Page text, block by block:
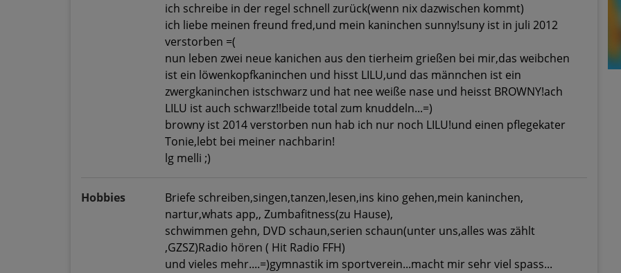
ich schreibe in der regel schnell zurück(wenn nix dazwischen kommt)
ich liebe meinen freund fred,und mein kaninchen sunny!suny ist in juli 2012
verstorben =(
nun leben zwei neue kanichen aus den tierheim grießen bei mir,das weibchen
ist ein löwenkopfkaninchen und hisst LILU,und das männchen ist ein
zwergkaninchen istschwarz und hat nee weiße nase und heisst BROWNY!ach
LILU ist auch schwarz!!beide total zum knuddeln...=)
browny ist 2014 verstorben nun hab ich nur noch LILU!und einen pflegekater
Tonie,lebt bei meiner nachbarin!
lg melli ;)
Hobbies
Briefe schreiben,singen,tanzen,lesen,ins kino gehen,mein kaninchen,
nartur,whats app,, Zumbafitness(zu Hause),
schwimmen gehn, DVD schaun,serien schaun(unter uns,alles was zählt
,GZSZ)Radio hören ( Hit Radio FFH)
und vieles mehr....=)gymnastik im sportverein...macht mir sehr viel spass...